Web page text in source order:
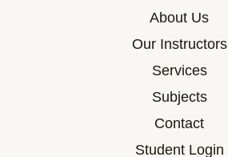
About Us
Our Instructors
Services
Subjects
Contact
Student Login